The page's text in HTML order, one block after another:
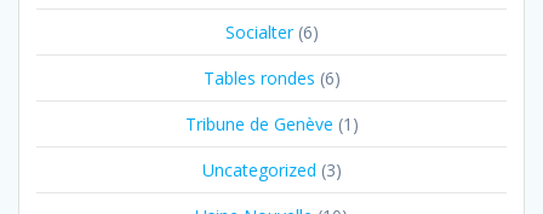
Socialter(6)
Tables rondes (6)
Tribune de Genève (1)
Uncategorized (3)